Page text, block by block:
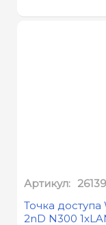
Артикул: 26139
Точка доступа
2nD N300